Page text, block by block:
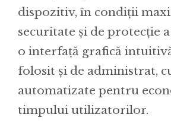
dispozitiv, în condiții
securitate și de protecție
o interfață grafică
folosit și de administrat,
automatizate pentru
timpului utilizatorilor.